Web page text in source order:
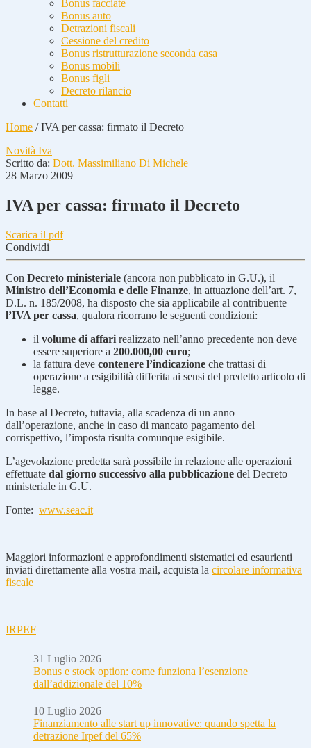
Bonus facciate
Bonus auto
Detrazioni fiscali
Cessione del credito
Bonus ristrutturazione seconda casa
Bonus mobili
Bonus figli
Decreto rilancio
Contatti
Home /IVA per cassa: firmato il Decreto
Novità Iva
Scritto da: Dott. Massimiliano Di Michele
28 Marzo 2009
IVA per cassa: firmato il Decreto
Scarica il pdf
Condividi
Con Decreto ministeriale (ancora non pubblicato in G.U.), il
Ministro dell’Economia e delle Finanze, in attuazione dell’art. 7,
D.L. n. 185/2008, ha disposto che sia applicabile al contribuente
l’IVA per cassa, qualora ricorrano le seguenti condizioni:
il volume di affari realizzato nell’anno precedente non deve
essere superiore a 200.000,00 euro;
la fattura deve contenere l’indicazione che trattasi di
operazione a esigibilità differita ai sensi del predetto articolo di
legge.
In base al Decreto, tuttavia, alla scadenza di un anno
dall’operazione, anche in caso di mancato pagamento del
corrispettivo, l’imposta risulta comunque esigibile.
L’agevolazione predetta sarà possibile in relazione alle operazioni
effettuate dal giorno successivo alla pubblicazione del Decreto
ministeriale in G.U.
Fonte: www.seac.it
Maggiori informazioni e approfondimenti sistematici ed esaurienti
inviati direttamente alla vostra mail, acquista la circolare informativa
fiscale
IRPEF
31 Luglio 2026
Bonus e stock option: come funziona l’esenzione
dall’addizionale del 10%
10 Luglio 2026
Finanziamento alle start up innovative: quando spetta la
detrazione Irpef del 65%